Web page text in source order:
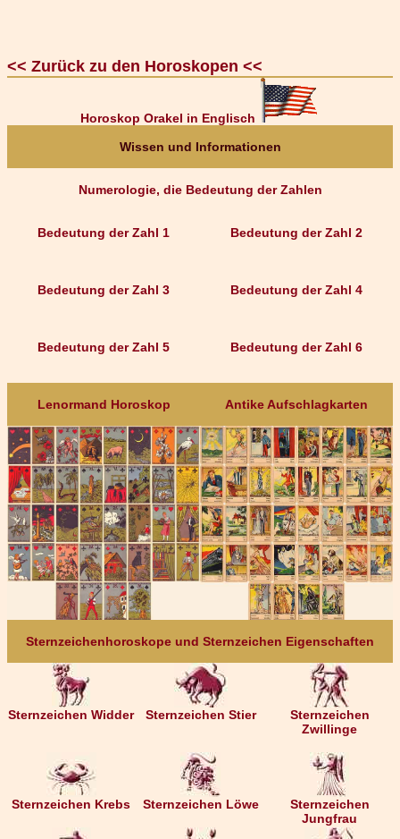
<< Zurück zu den Horoskopen <<
Horoskop Orakel in Englisch
Wissen und Informationen
Numerologie, die Bedeutung der Zahlen
Bedeutung der Zahl 1
Bedeutung der Zahl 3
Bedeutung der Zahl 5
Bedeutung der Zahl 2
Bedeutung der Zahl 4
Bedeutung der Zahl 6
Lenormand Horoskop Antike Aufschlagkarten
Sternzeichenhoroskope und Sternzeichen Eigenschaften
Sternzeichen Widder Sternzeichen Stier
Sternzeichen
Zwillinge
Sternzeichen Krebs Sternzeichen Löwe
Sternzeichen
Jungfrau